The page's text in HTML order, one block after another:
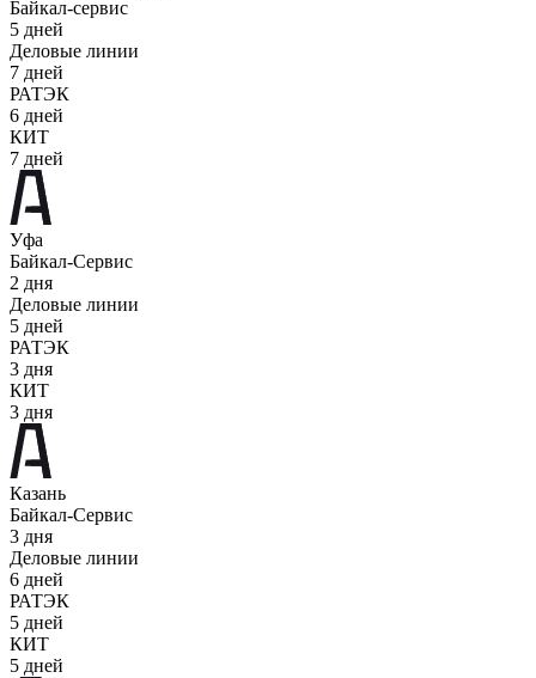
Байкал-сервис
5 дней
Деловые линии
7 дней
РАТЭК
6 дней
КИТ
7 дней
Уфа
Байкал-Сервис
2 дня
Деловые линии
5 дней
РАТЭК
3 дня
КИТ
3 дня
Казань
Байкал-Сервис
3 дня
Деловые линии
6 дней
РАТЭК
5 дней
КИТ
5 дней